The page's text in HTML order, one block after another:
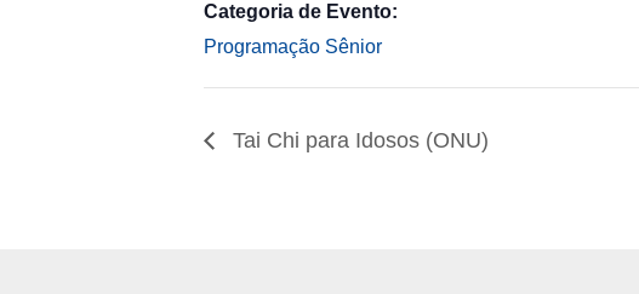
Categoria de Evento:
Programação Sênior
Tai Chi para Idosos (ONU)